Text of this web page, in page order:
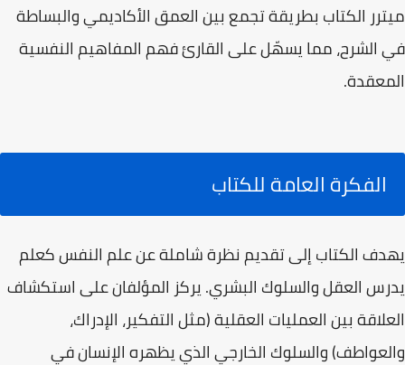
ميترر الكتاب بطريقة تجمع بين العمق الأكاديمي والبساطة
في الشرح، مما يسهّل على القارئ فهم المفاهيم النفسية
المعقدة.
الفكرة العامة للكتاب
يهدف الكتاب إلى تقديم نظرة شاملة عن علم النفس كعلم
يدرس العقل والسلوك البشري. يركز المؤلفان على استكشاف
العلاقة بين العمليات العقلية (مثل التفكير، الإدراك،
والعواطف) والسلوك الخارجي الذي يظهره الإنسان في